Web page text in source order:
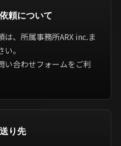
頼について
、所属事務所ARX inc.ま
。
い合わせフォームをご利
り先